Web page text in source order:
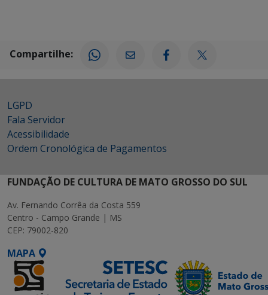
Compartilhe:
LGPD
Fala Servidor
Acessibilidade
Ordem Cronológica de Pagamentos
FUNDAÇÃO DE CULTURA DE MATO GROSSO DO SUL
Av. Fernando Corrêa da Costa 559
Centro - Campo Grande | MS
CEP: 79002-820
MAPA